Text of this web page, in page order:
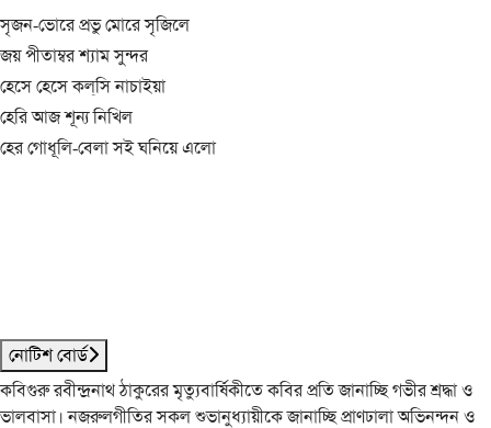
সৃজন-ভোরে প্রভু মোরে সৃজিলে
জয় পীতাম্বর শ্যাম সুন্দর
হেসে হেসে কল্‌সি নাচাইয়া
হেরি আজ শূন্য নিখিল
হের গোধূলি-বেলা সই ঘনিয়ে এলো
নোটিশ বোর্ড
কবিগুরু রবীন্দ্রনাথ ঠাকুরের মৃত্যুবার্ষিকীতে কবির প্রতি জানাচ্ছি গভীর শ্রদ্ধা ও
ভালবাসা। নজরুলগীতির সকল শুভানুধ্যায়ীকে জানাচ্ছি প্রাণঢালা অভিনন্দন ও